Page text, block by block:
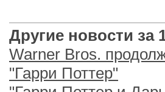
Другие новости за
Warner Bros.
"Гарри Поттер"